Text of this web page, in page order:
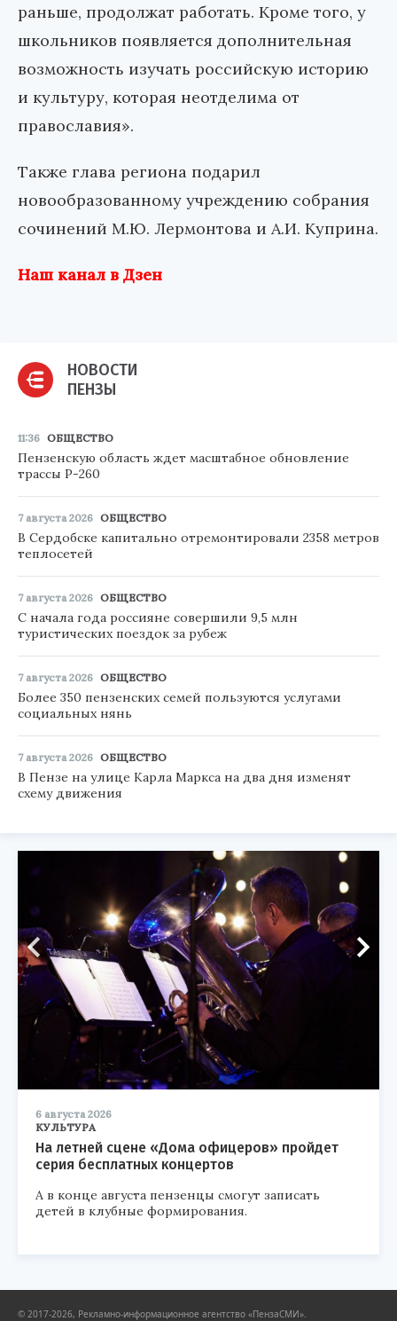
раньше, продолжат работать. Кроме того, у
школьников появляется дополнительная
возможность изучать российскую историю
и культуру, которая неотделима от
православия».
Также глава региона подарил
новообразованному учреждению собрания
сочинений М.Ю. Лермонтова и А.И. Куприна.
Наш канал в Дзен
НОВОСТИ
ПЕНЗЫ
11:36 ОБЩЕСТВО
Пензенскую область ждет масштабное обновление
трассы Р-260
7 августа 2026 ОБЩЕСТВО
В Сердобске капитально отремонтировали 2358 метров
теплосетей
7 августа 2026 ОБЩЕСТВО
С начала года россияне совершили 9,5 млн
туристических поездок за рубеж
7 августа 2026 ОБЩЕСТВО
Более 350 пензенских семей пользуются услугами
социальных нянь
7 августа 2026 ОБЩЕСТВО
В Пензе на улице Карла Маркса на два дня изменят
схему движения
6 августа 2026
КУЛЬТУРА
На летней сцене «Дома офицеров» пройдет
серия бесплатных концертов
А в конце августа пензенцы смогут записать
детей в клубные формирования.
© 2017-2026, Рекламно-информационное агентство «ПензаСМИ».